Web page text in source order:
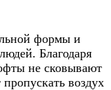
формы и
Благодаря
не сковывают
воздух